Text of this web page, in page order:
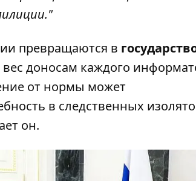
превращаются в
доносам каждого
от нормы может
в следственных
он.